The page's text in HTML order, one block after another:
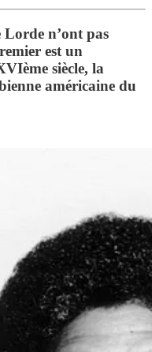
n’ont pas
est un
siècle, la
américaine du